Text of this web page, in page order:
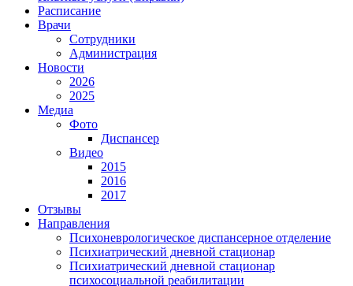
Расписание
Врачи
Сотрудники
Администрация
Новости
2026
2025
Медиа
Фото
Диспансер
Видео
2015
2016
2017
Отзывы
Направления
Психоневрологическое диспансерное отделение
Психиатрический дневной стационар
Психиатрический дневной стационар
психосоциальной реабилитации